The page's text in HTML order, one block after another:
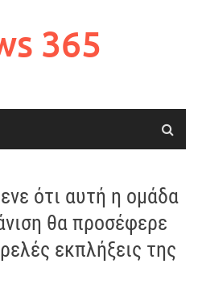
365
ότι αυτή η ομάδα
θα προσέφερε
εκπλήξεις της